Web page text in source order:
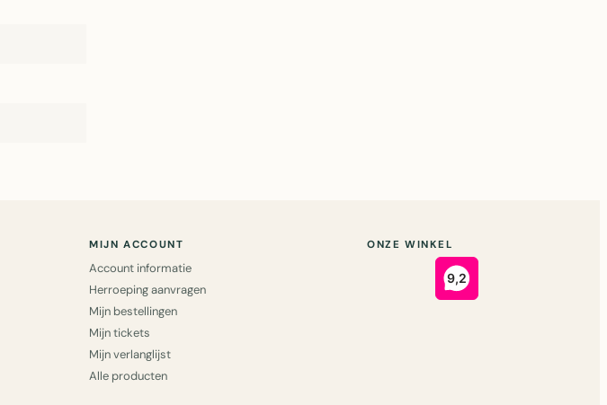
MIJN ACCOUNT
Account informatie
Herroeping aanvragen
Mijn bestellingen
Mijn tickets
Mijn verlanglijst
Alle producten
ONZE WINKEL